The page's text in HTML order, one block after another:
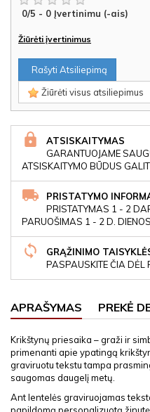
0/5 - 0 Įvertinimu (-ais)
Žiūrėti įvertinimus
Rašyti Atsiliepimą
Žiūrėti visus atsiliepimus
ATSISKAITYMAS
GARANTUOJAME
ATSISKAITYMO BŪDUS
PRISTATYMO
PRISTATYMAS 1 - 2
PARUOŠIMAS 1 - 2 D. DIENOS
GRĄŽINIMO
PASPAUSKITE ČIA DĖL
APRAŠYMAS PREKĖ
Krikštynų priesaika – graži ir
primenanti apie ypatingą
graviruotu tekstu tampa
saugomas daugelį metų.
Ant lentelės graviruojamas